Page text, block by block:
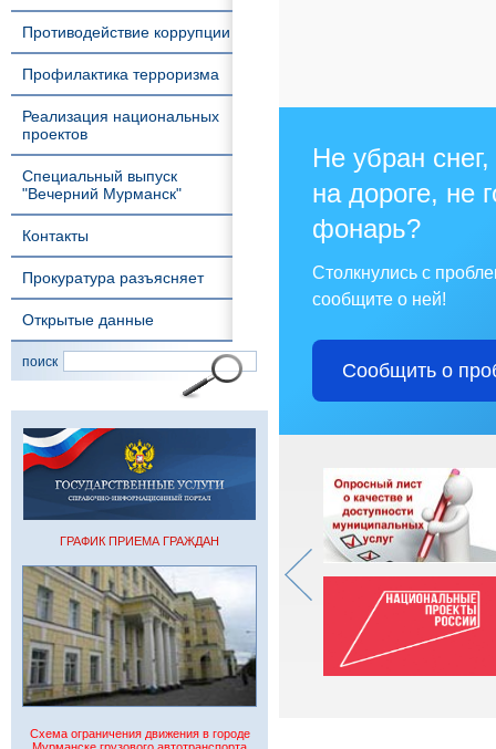
Противодействие коррупции
Профилактика терроризма
Реализация национальных
проектов
Специальный выпуск
"Вечерний Мурманск"
Контакты
Прокуратура разъясняет
Открытые данные
поиск
ГРАФИК ПРИЕМА ГРАЖДАН
Схема ограничения движения в городе
Не убран
на дороге, не
фонарь?
Столкнулись с
сообщите о ней!
Сообщить о